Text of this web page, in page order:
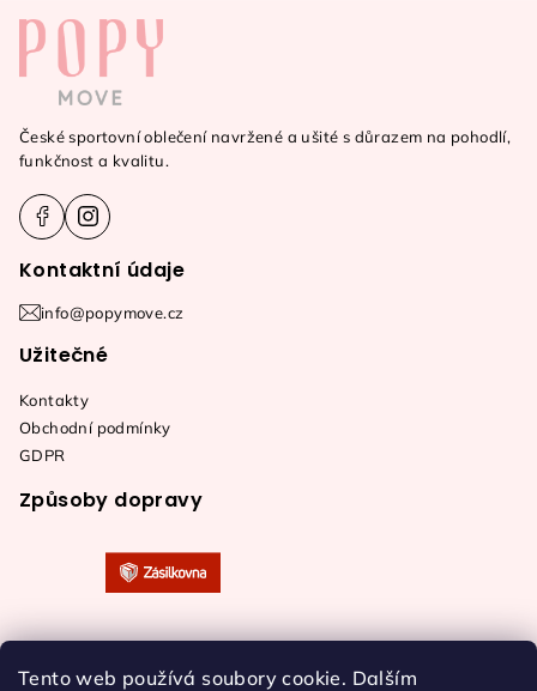
Tento web používá soubory cookie. Dalším
České sportovní oblečení navržené a ušité s důrazem na pohodlí,
funkčnost a kvalitu.
Kontaktní údaje
info@popymove.cz
Užitečné
Kontakty
Obchodní podmínky
GDPR
Způsoby dopravy